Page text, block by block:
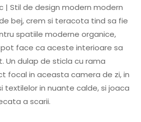
bej, crem si teracota tind sa fie
spatiile moderne organice,
face ca aceste interioare sa
Un dulap de sticla cu rama
focal in aceasta camera de zi, in
textilelor in nuante calde, si joaca
a scarii.